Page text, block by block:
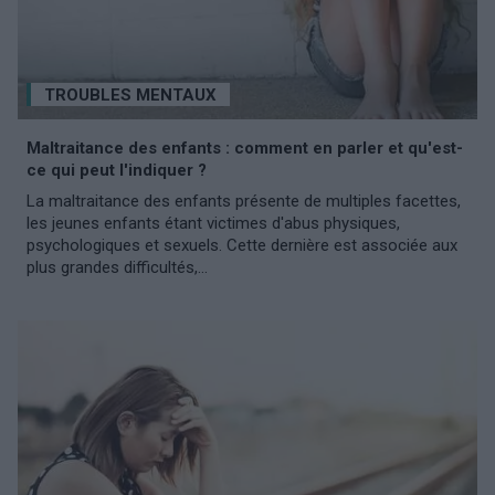
TROUBLES MENTAUX
Maltraitance des enfants : comment en parler et qu'est-
ce qui peut l'indiquer ?
La maltraitance des enfants présente de multiples facettes,
les jeunes enfants étant victimes d'abus physiques,
psychologiques et sexuels. Cette dernière est associée aux
plus grandes difficultés,...